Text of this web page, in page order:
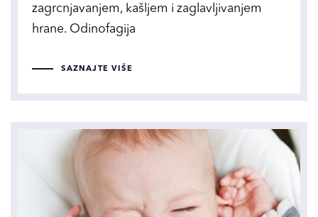
zagrcnjavanjem, kašljem i zaglavljivanjem
hrane. Odinofagija
SAZNAJTE VIŠE